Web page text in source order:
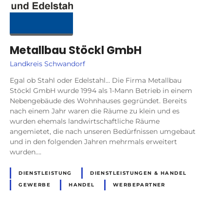
Metallbau Stöckl GmbH
Landkreis Schwandorf
Egal ob Stahl oder Edelstahl… Die Firma Metallbau
Stöckl GmbH wurde 1994 als 1-Mann Betrieb in einem
Nebengebäude des Wohnhauses gegründet. Bereits
nach einem Jahr waren die Räume zu klein und es
wurden ehemals landwirtschaftliche Räume
angemietet, die nach unseren Bedürfnissen umgebaut
und in den folgenden Jahren mehrmals erweitert
wurden….
DIENSTLEISTUNG
DIENSTLEISTUNGEN & HANDEL
GEWERBE
HANDEL WERBEPARTNER